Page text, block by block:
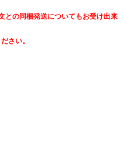
との同梱発送についてもお受け出来
さい。